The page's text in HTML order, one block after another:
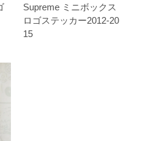
Supreme ミニボックス
ロゴステッカー2012-20
15